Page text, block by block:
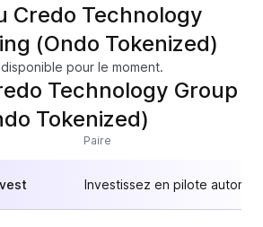
Credo Technology
(Ondo Tokenized)
pour le moment.
Technology Group
Tokenized)
Paire
Investissez en pilote